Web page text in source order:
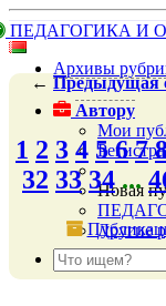
ПЕДАГОГИКА И
Архивы
Автору
Мои
Новая
Другие
← Предыдущая
1 2 3 4 5 6 7
32 33 34 ...